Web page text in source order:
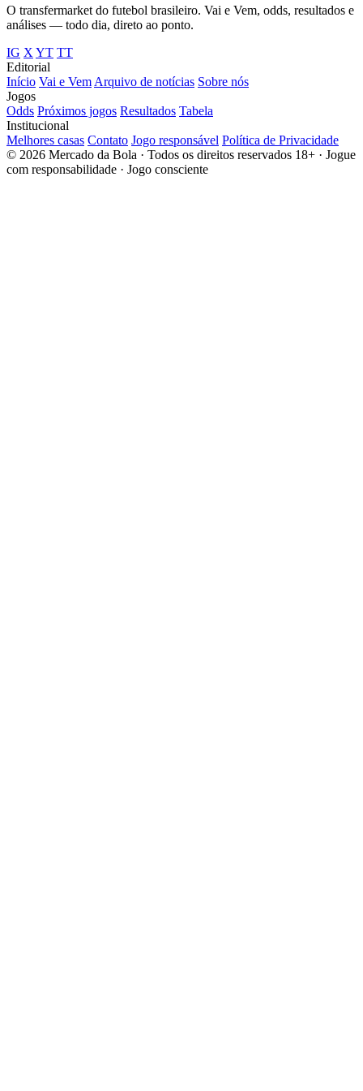
O transfermarket do futebol brasileiro. Vai e Vem, odds, resultados e
análises — todo dia, direto ao ponto.
IG X YT TT
Editorial
Início Vai e Vem Arquivo de notícias Sobre nós
Jogos
Odds Próximos jogos Resultados Tabela
Institucional
Melhores casas Contato Jogo responsável Política de Privacidade
© 2026 Mercado da Bola · Todos os direitos reservados 18+ · Jogue
com responsabilidade · Jogo consciente